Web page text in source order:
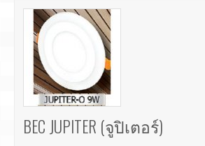
BEC JUPITER (จูปิเตอร์)